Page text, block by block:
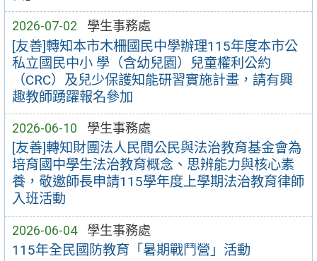
2026-07-02 學生事務處
[友善]轉知本市木柵國民中學辦理115年度本市公
私立國民中小 學（含幼兒園）兒童權利公約
（CRC）及兒少保護知能研習實施計畫，請有興
趣教師踴躍報名參加
2026-06-10 學生事務處
[友善]轉知財團法人民間公民與法治教育基金會為
培育國中學生法治教育概念、思辨能力與核心素
養，敬邀師長申請115學年度上學期法治教育律師
入班活動
2026-06-04 學生事務處
115年全民國防教育「暑期戰鬥營」活動